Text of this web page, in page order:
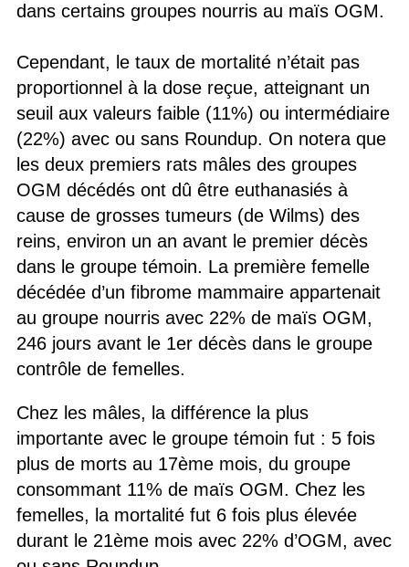
dans certains groupes nourris au maïs OGM.
Cependant, le taux de mortalité n’était pas
proportionnel à la dose reçue, atteignant un
seuil aux valeurs faible (11%) ou intermédiaire
(22%) avec ou sans Roundup. On notera que
les deux premiers rats mâles des groupes
OGM décédés ont dû être euthanasiés à
cause de grosses tumeurs (de Wilms) des
reins, environ un an avant le premier décès
dans le groupe témoin. La première femelle
décédée d’un fibrome mammaire appartenait
au groupe nourris avec 22% de maïs OGM,
246 jours avant le 1er décès dans le groupe
contrôle de femelles.
Chez les mâles, la différence la plus
importante avec le groupe témoin fut : 5 fois
plus de morts au 17ème mois, du groupe
consommant 11% de maïs OGM. Chez les
femelles, la mortalité fut 6 fois plus élevée
durant le 21ème mois avec 22% d’OGM, avec